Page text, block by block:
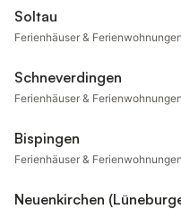
Soltau
Ferienhäuser & Ferienwohnungen
Schneverdingen
Ferienhäuser & Ferienwohnungen
Bispingen
Ferienhäuser & Ferienwohnungen
Neuenkirchen